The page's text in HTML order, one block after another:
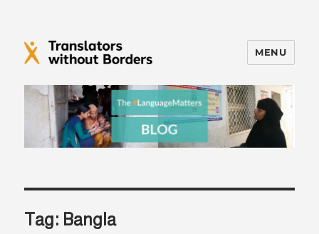
Translators without Borders Blog
MENU
Tag: Bangla